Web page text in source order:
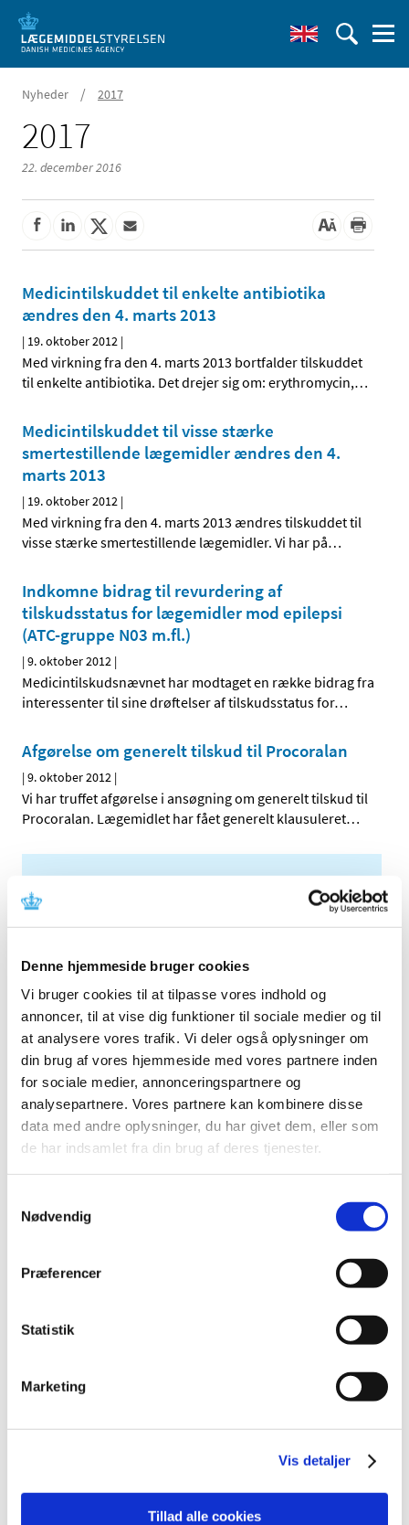
Denne hjemmeside bruger cookies
Vi bruger cookies til at tilpasse vores indhold og
annoncer, til at vise dig funktioner til sociale medier og til
at analysere vores trafik. Vi deler også oplysninger om
din brug af vores hjemmeside med vores partnere inden
for sociale medier, annonceringspartnere og
analysepartnere. Vores partnere kan kombinere disse
data med andre oplysninger, du har givet dem, eller som
de har indsamlet fra din brug af deres tjenester.
Nødvendig
Præferencer
Statistik
Marketing
Vis detaljer
Tillad alle cookies
Nyheder / 2017
2017
22. december 2016
Medicintilskuddet til enkelte antibiotika
ændres den 4. marts 2013
| 19. oktober 2012 |
Med virkning fra den 4. marts 2013 bortfalder tilskuddet
til enkelte antibiotika. Det drejer sig om: erythromycin,…
Medicintilskuddet til visse stærke
smertestillende lægemidler ændres den 4.
marts 2013
| 19. oktober 2012 |
Med virkning fra den 4. marts 2013 ændres tilskuddet til
visse stærke smertestillende lægemidler. Vi har på…
Indkomne bidrag til revurdering af
tilskudsstatus for lægemidler mod epilepsi
(ATC-gruppe N03 m.fl.)
|9. oktober 2012 |
Medicintilskudsnævnet har modtaget en række bidrag fra
interessenter til sine drøftelser af tilskudsstatus for…
Afgørelse om generelt tilskud til Procoralan
|9. oktober 2012 |
Vi har truffet afgørelse i ansøgning om generelt tilskud til
Procoralan. Lægemidlet har fået generelt klausuleret…
TID
2025 (158)
2024 (224)
2023 (195)
2022 (197)
2021 (516)
2019 (159)
2018 (150)
2017 (167)
2015 (33)
2013 (49)
december (2)
september (7)
maj (1)